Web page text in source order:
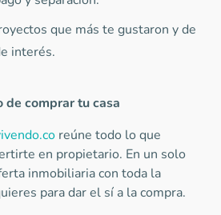
que más te gustaron y de
interés.
de comprar tu casa
reúne todo lo que
en propietario. En un solo
inmobiliaria con toda la
para dar el sí a la compra.